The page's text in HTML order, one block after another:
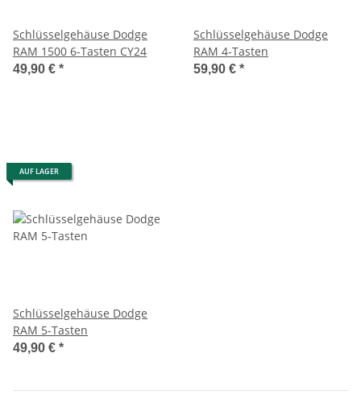
Schlüsselgehäuse Dodge
RAM 1500 6-Tasten CY24
49,90 € *
Schlüsselgehäuse Dodge
RAM 4-Tasten
59,90 € *
AUF LAGER
Schlüsselgehäuse Dodge
RAM 5-Tasten
49,90 € *